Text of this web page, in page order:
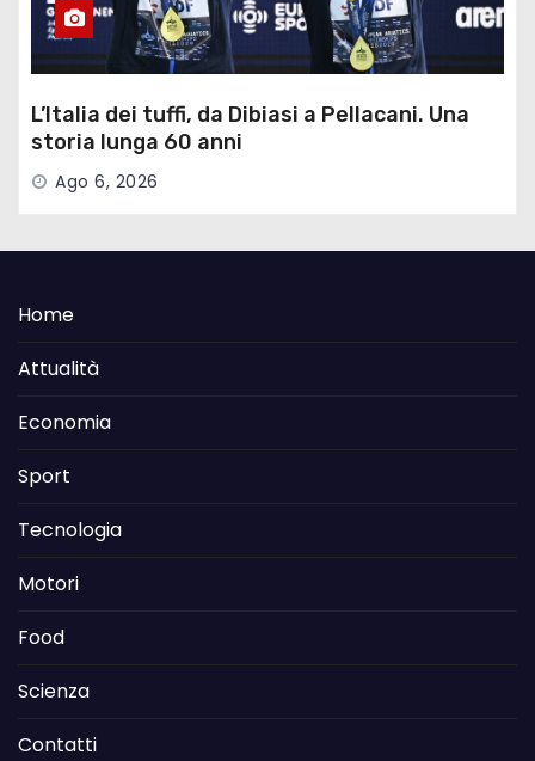
L’Italia dei tuffi, da Dibiasi a Pellacani. Una
storia lunga 60 anni
Ago 6, 2026
Home
Attualità
Economia
Sport
Tecnologia
Motori
Food
Scienza
Contatti